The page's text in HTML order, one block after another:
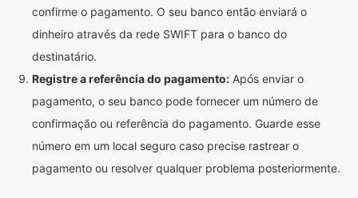
confirme o pagamento. O seu banco então enviará o
dinheiro através da rede SWIFT para o banco do
destinatário.
Registre a referência do pagamento: Após enviar o
pagamento, o seu banco pode fornecer um número de
confirmação ou referência do pagamento. Guarde esse
número em um local seguro caso precise rastrear o
pagamento ou resolver qualquer problema posteriormente.